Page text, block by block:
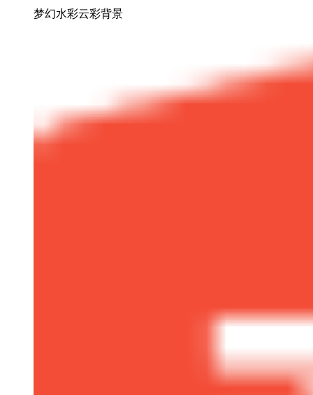
梦幻水彩云彩背景